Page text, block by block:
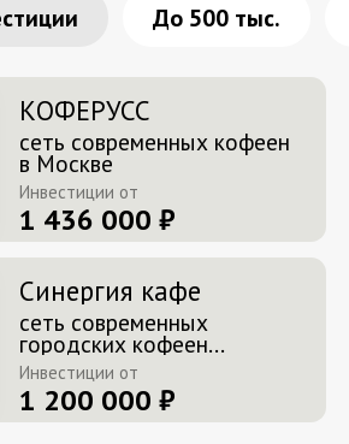
До 500 тыс.
КОФЕРУСС
сеть современных кофеен
в Москве
Инвестиции от
1 436 000 ₽
Синергия кафе
сеть современных
городских кофеен...
Инвестиции от
1 200 000 ₽